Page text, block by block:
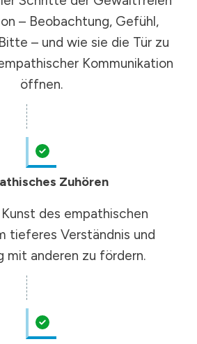
– Beobachtung, Gefühl,
– und wie sie die Tür zu
Kommunikation
öffnen.
Zuhören
des empathischen
tieferes Verständnis und
mit anderen zu fördern.